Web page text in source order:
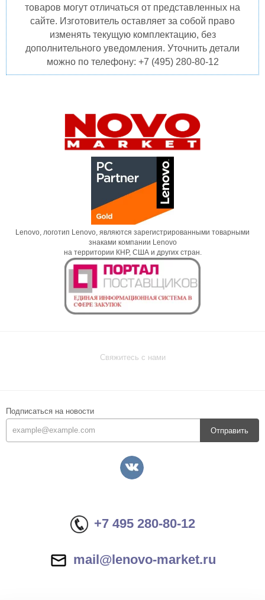
товаров могут отличаться от представленных на
сайте. Изготовитель оставляет за собой право
изменять текущую комплектацию, без
дополнительного уведомления. Уточнить детали
можно по телефону: +7 (495) 280-80-12
Lenovo, логотип Lenovo, являются зарегистрированными товарными
знаками компании Lenovo
на территории КНР, США и других стран.
Свяжитесь с нами
Подписаться на новости
Отправить
+7 495 280-80-12
mail@lenovo-market.ru